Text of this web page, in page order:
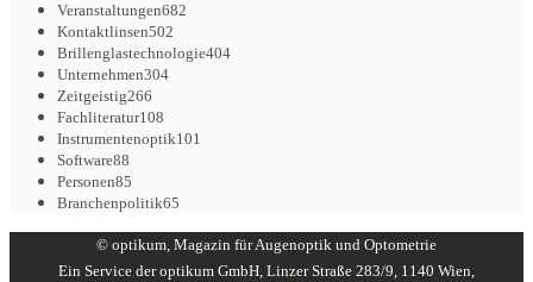
Veranstaltungen682
Kontaktlinsen502
Brillenglastechnologie404
Unternehmen304
Zeitgeistig266
Fachliteratur108
Instrumentenoptik101
Software88
Personen85
Branchenpolitik65
© optikum, Magazin für Augenoptik und Optometrie
Ein Service der optikum GmbH, Linzer Straße 283/9, 1140 Wien,